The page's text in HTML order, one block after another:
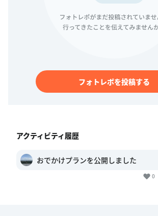
フォトレポを投稿する
アクティビティ履歴
おでかけプランを公開しました
0